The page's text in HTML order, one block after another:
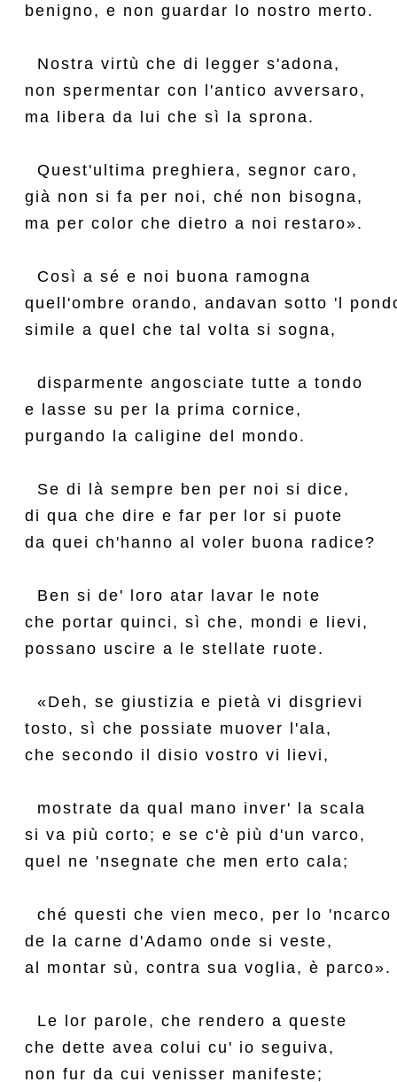
benigno, e non guardar lo nostro merto.
  Nostra virtù che di legger s'adona,
non spermentar con l'antico avversaro,
ma libera da lui che sì la sprona.
  Quest'ultima preghiera, segnor caro,
già non si fa per noi, ché non bisogna,
ma per color che dietro a noi restaro».
  Così a sé e noi buona ramogna
quell'ombre orando, andavan sotto 'l
simile a quel che tal volta si sogna,
  disparmente angosciate tutte a tondo
e lasse su per la prima cornice,
purgando la caligine del mondo.
  Se di là sempre ben per noi si dice,
di qua che dire e far per lor si puote
da quei ch'hanno al voler buona radice?
  Ben si de' loro atar lavar le note
che portar quinci, sì che, mondi e lievi,
possano uscire a le stellate ruote.
  «Deh, se giustizia e pietà vi disgrievi
tosto, sì che possiate muover l'ala,
che secondo il disio vostro vi lievi,
  mostrate da qual mano inver' la scala
si va più corto; e se c'è più d'un varco,
quel ne 'nsegnate che men erto cala;
  ché questi che vien meco, per lo 'ncarco
de la carne d'Adamo onde si veste,
al montar sù, contra sua voglia, è parco».
  Le lor parole, che rendero a queste
che dette avea colui cu' io seguiva,
non fur da cui venisser manifeste;